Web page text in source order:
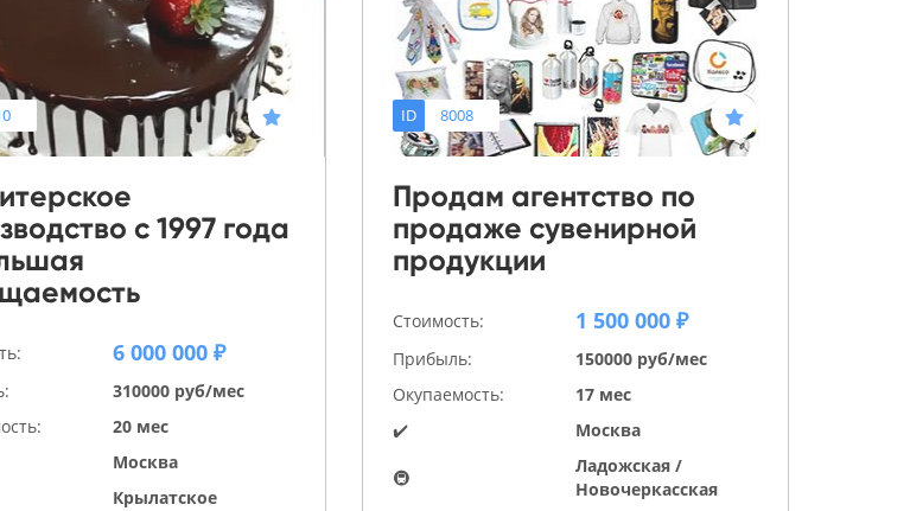
с 1997 года
6 000 000 ₽
310000 руб/мес
20 мес
Москва
Крылатское
ID 8008
Продам агентство по
продаже сувенирной
продукции
Стоимость: 1 500 000 ₽
Прибыль:
150000 руб/мес
Окупаемость:
17 мес
✔️
Москва
🚇
Ладожская /
Новочеркасская